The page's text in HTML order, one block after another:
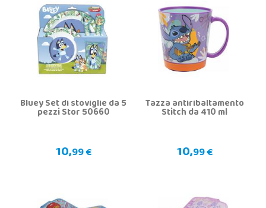
Bluey Set di stoviglie da 5
pezzi Stor 50660
10,99 €
Tazza antiribaltamento
Stitch da 410 ml
10,99 €